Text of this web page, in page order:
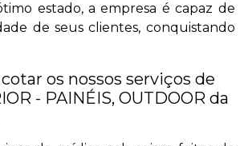
estado, a empresa é capaz de
de seus clientes, conquistando
os nossos serviços de
- PAINÉIS, OUTDOOR da